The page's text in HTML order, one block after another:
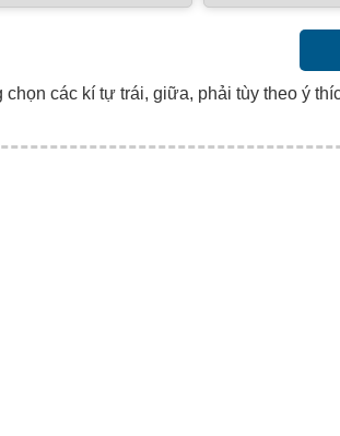
chọn các kí tự trái, giữa, phải tùy theo ý